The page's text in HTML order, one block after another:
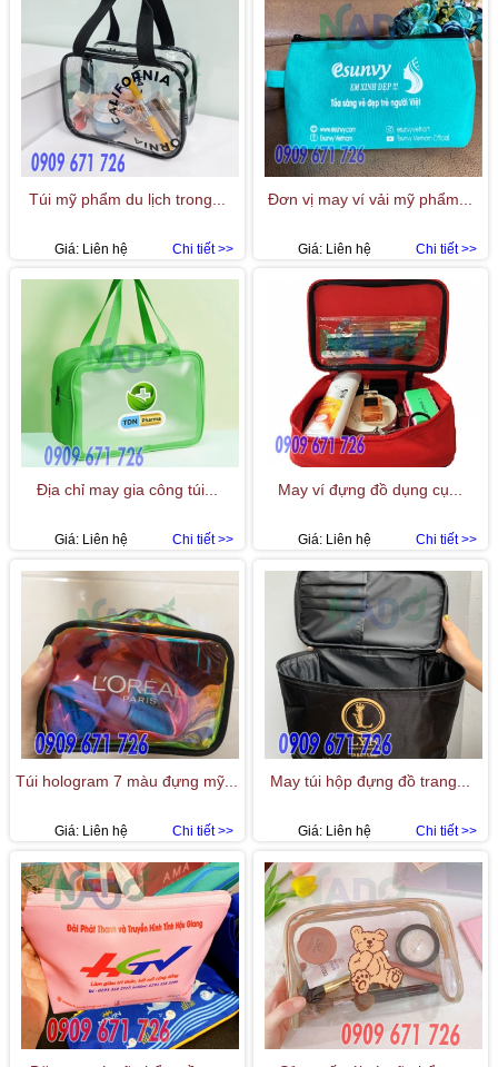
Túi mỹ phẩm du lịch trong...
Chi tiết >>
Giá: Liên hệ
Đơn vị may ví vải mỹ phẩm...
Chi tiết >>
Giá: Liên hệ
Địa chỉ may gia công túi...
Chi tiết >>
Giá: Liên hệ
May ví đựng đồ dụng cụ...
Chi tiết >>
Giá: Liên hệ
Túi hologram 7 màu đựng mỹ...
Chi tiết >>
Giá: Liên hệ
May túi hộp đựng đồ trang...
Chi tiết >>
Giá: Liên hệ